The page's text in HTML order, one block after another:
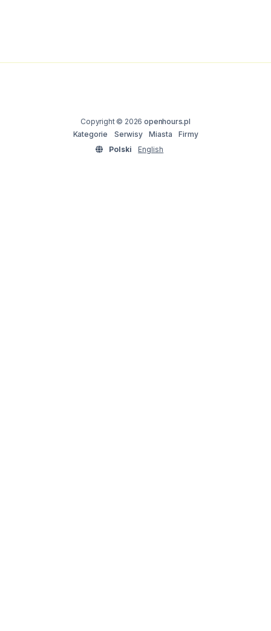
Copyright © 2026openhours.pl
Kategorie
Serwisy Miasta
Firmy
Polski
English